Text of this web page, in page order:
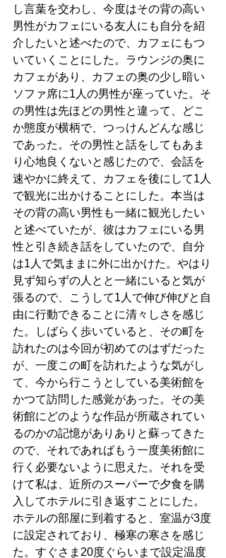
し言葉を交わし、今度はその背の高い
男性がカフェにいる友人にも自分を紹
介したいと述べたので、カフェにもつ
いていくことにした。ラウンジの奥に
カフェがあり、カフェの奥の少し暗い
ソファ席に1人の男性が座っていた。そ
の男性は先ほどの男性と違って、どこ
か態度が横柄で、つっけんどんな感じ
であった。その男性と話をしてもあま
り心地良くないと感じたので、会話を
速やかに終えて、カフェを後にして1人
で観光に出かけることにした。本当は
その背の高い男性も一緒に観光したい
と述べていたが、彼はカフェにいる男
性と引き続き話をしていたので、自分
は1人で気ままに外に出かけた。やはり
見ず知らずの人とと一緒にいると気が
張るので、こうして1人で伸び伸びと自
由に行動できることに清々しさを感じ
た。しばらく歩いていると、その町を
訪れたのは今回が初めてのはずだった
が、一度この町を訪れたような気がし
て、今から行こうとしている美術館を
かつて訪問した感覚があった。その美
術館にどのような作品が所蔵されてい
るのかの記憶がありありと蘇ってきた
ので、それであればもう一度美術館に
行く必要ないように思えた。それを受
けて私は、近所のスーパーで夕食を購
入してホテルに引き返すことにした。
ホテルの部屋に到着すると、室温が3度
に設定されており、極寒の寒さを感じ
た。すぐさま20度ぐらいまで設定温度